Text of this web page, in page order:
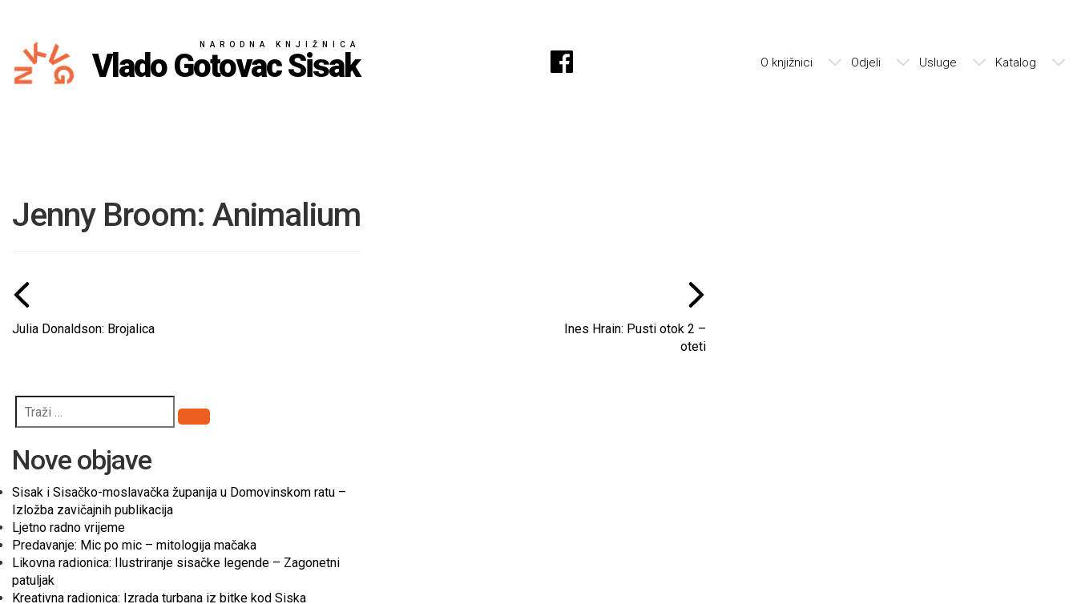
NARODNA KNJIŽNICA
Vlado Gotovac Sisak O knjižnici Odjeli Usluge Katalog
Jenny Broom: Animalium
Julia Donaldson: Brojalica
Ines Hrain: Pusti otok 2 –
oteti
Pretraži
Nove objave
Sisak i Sisačko-moslavačka županija u Domovinskom ratu –
Izložba zavičajnih publikacija
Ljetno radno vrijeme
Predavanje: Mic po mic – mitologija mačaka
Likovna radionica: Ilustriranje sisačke legende – Zagonetni
patuljak
Kreativna radionica: Izrada turbana iz bitke kod Siska